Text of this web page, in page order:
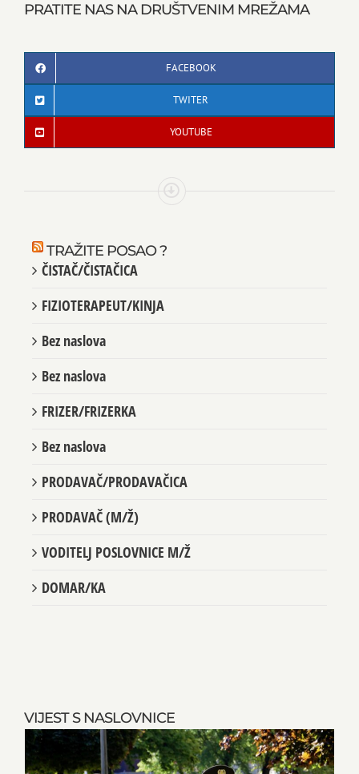
VIJEST S NASLOVNICE
PRATITE NAS NA DRUŠTVENIM MREŽAMA
FACEBOOK
TWITER
YOUTUBE
TRAŽITE POSAO ?
ČISTAČ/ČISTAČICA
FIZIOTERAPEUT/KINJA
Bez naslova
Bez naslova
FRIZER/FRIZERKA
Bez naslova
PRODAVAČ/PRODAVAČICA
PRODAVAČ (M/Ž)
VODITELJ POSLOVNICE M/Ž
DOMAR/KA